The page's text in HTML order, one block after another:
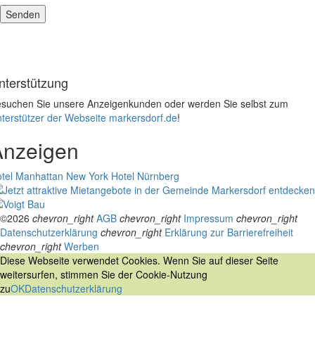
Sie unsere Anzeigenkunden oder werden Sie selbst zum
der Webseite markersdorf.de!
Manhattan New York Hotel Nürnberg
©2026 chevron_right AGB chevron_right Impressum chevron_right
Datenschutzerklärung chevron_right Erklärung zur Barrierefreiheit
chevron_right Werben
Diese Webseite verwendet Cookies. Wenn Sie auf dieser Seite
weitersurfen, stimmen Sie der Cookie-Nutzung
zuOKDatenschutzerklärung